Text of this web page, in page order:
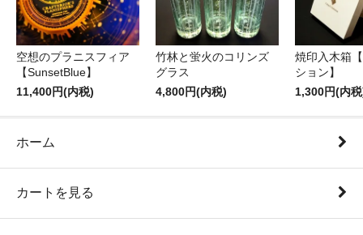
空想のプラニスフィア
【SunsetBlue】
11,400円(内税)
竹林と蛍火のコリンズ
グラス
4,800円(内税)
焼印入木箱
ション】
1,300円(内
ホーム
カートを見る